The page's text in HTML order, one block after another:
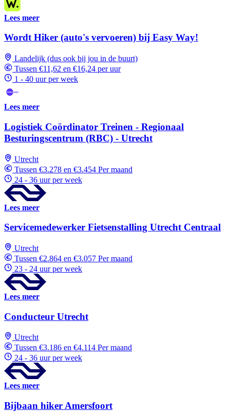
Lees meer
Wordt Hiker (auto's vervoeren) bij Easy Way!
Landelijk (dus ook bij jou in de buurt)
Tussen €11,62 en €16,24 per uur
1 - 40 uur per week
Lees meer
Logistiek Coördinator Treinen - Regionaal
Besturingscentrum (RBC) - Utrecht
Utrecht
Tussen €3.278 en €3.454 Per maand
24 - 36 uur per week
Lees meer
Servicemedewerker Fietsenstalling Utrecht Centraal
Utrecht
Tussen €2.864 en €3.057 Per maand
23 - 24 uur per week
Lees meer
Conducteur Utrecht
Utrecht
Tussen €3.186 en €4.114 Per maand
24 - 36 uur per week
Lees meer
Bijbaan hiker Amersfoort